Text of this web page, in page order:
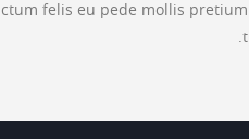
felis eu pede mollis